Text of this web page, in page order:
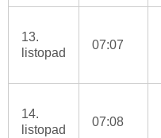
13.
listopad
07:07
14.
listopad
07:08